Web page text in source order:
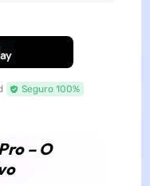
Seguro 100%
– O